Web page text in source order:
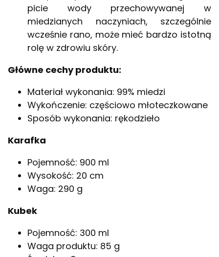
picie wody przechowywanej w
miedzianych naczyniach, szczególnie
wcześnie rano, może mieć bardzo istotną
rolę w zdrowiu skóry.
Główne cechy produktu:
Materiał wykonania: 99% miedzi
Wykończenie: częściowo młoteczkowane
Sposób wykonania: rękodzieło
Karafka
Pojemność: 900 ml
Wysokość: 20 cm
Waga: 290 g
Kubek
Pojemność: 300 ml
Waga produktu: 85 g